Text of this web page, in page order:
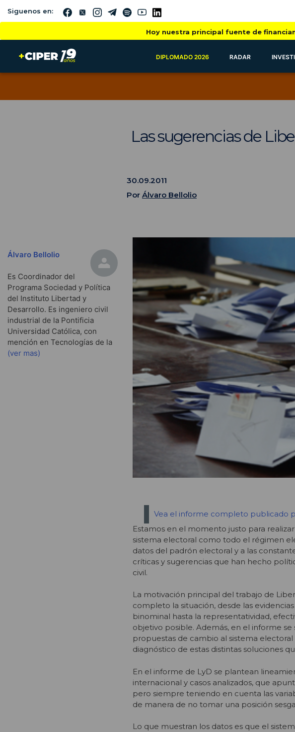
Siguenos en:
Hoy nuestra principal fuente de
DIPLOMADO 2026 RADAR
Las sugerencias de
30.09.2011
Por Álvaro Bellolio
Álvaro Bellolio
Es Coordinador del
Programa Sociedad y Política
del Instituto Libertad y
Desarrollo. Es ingeniero civil
industrial de la Pontificia
Universidad Católica, con
mención en Tecnologías de la
(ver mas)
Vea el informe completo publicado
Estamos en el momento justo para
sistema electoral como todo el régimen
datos del padrón electoral y a las
críticas y sugerencias que han hecho
civil.
La motivación principal del trabajo de
completo la situación, desde las
binominal hasta la representatividad,
objetivo posible. Además, en el informe
propuestas de cambio al sistema
diagnóstico de estas distintas soluciones
En el informe de LyD se plantean
internacional y casos analizados, que
pero siempre teniendo en cuenta las
de manera de no tomar una posición
Lo que muestran los datos es que el